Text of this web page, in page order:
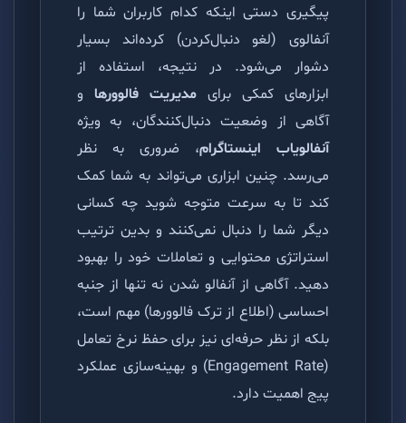
پیگیری دستی اینکه کدام کاربران شما را
آنفالوی (لغو دنبال‌کردن) کرده‌اند بسیار
دشوار می‌شود. در نتیجه، استفاده از
ابزارهای کمکی برای مدیریت فالوورها و
آگاهی از وضعیت دنبال‌کنندگان، به ویژه
آنفالویاب اینستاگرام، ضروری به نظر
می‌رسد. چنین ابزاری می‌تواند به شما کمک
کند تا به سرعت متوجه شوید چه کسانی
دیگر شما را دنبال نمی‌کنند و بدین ترتیب
استراتژی محتوایی و تعاملات خود را بهبود
دهید. آگاهی از آنفالو شدن نه تنها از جنبه
احساسی (اطلاع از ترک فالوورها) مهم است،
بلکه از نظر حرفه‌ای نیز برای حفظ نرخ تعامل
(Engagement Rate) و بهینه‌سازی عملکرد
پیج اهمیت دارد.